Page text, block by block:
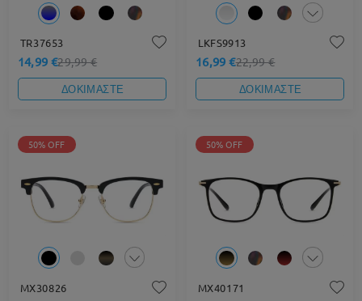
TR37653
14,99 €29,99 €
ΔΟΚΙΜΑΣΤΕ
LKFS9913
16,99 €22,99 €
ΔΟΚΙΜΑΣΤΕ
50% OFF
MX30826
50% OFF
MX40171